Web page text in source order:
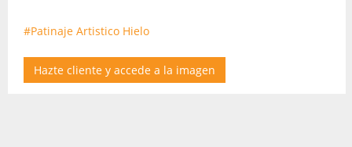
#Patinaje Artistico Hielo
Hazte cliente y accede a la imagen